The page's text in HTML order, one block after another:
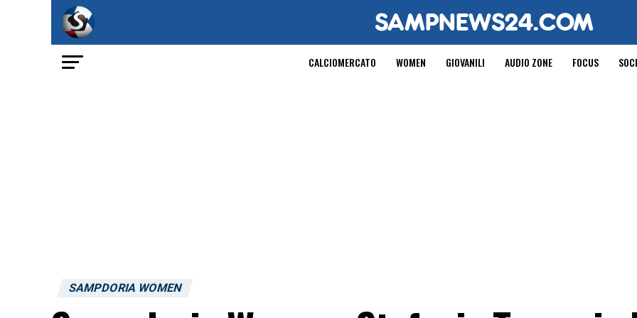
CALCIOMERCATO WOMEN GIOVANILI AUDIO ZONE FOCUS
SAMPDORIA WOMEN